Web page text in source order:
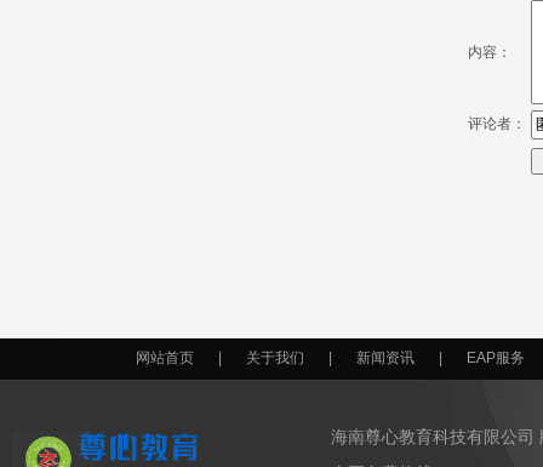
内容：
评论者：
网站首页 关于我们 新闻资讯 EAP服务
海南尊心教育科技有限公司